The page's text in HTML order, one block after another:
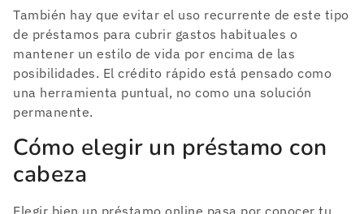
También hay que evitar el uso recurrente de este tipo
de préstamos para cubrir gastos habituales o
mantener un estilo de vida por encima de las
posibilidades. El crédito rápido está pensado como
una herramienta puntual, no como una solución
permanente.
Cómo elegir un préstamo con
cabeza
Elegir bien un préstamo online pasa por conocer tu